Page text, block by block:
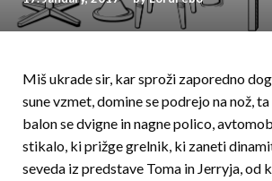
Miš ukrade sir, kar sproži zaporedno
sune vzmet, domine se podrejo na nož,
balon se dvigne in nagne polico,
stikalo, ki prižge grelnik, ki zaneti
seveda iz predstave Toma in Jerryja, od